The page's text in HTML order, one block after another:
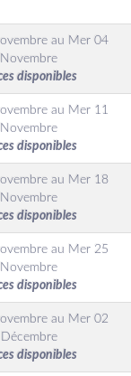
au Mer 04
Novembre
disponibles
au Mer 11
Novembre
disponibles
au Mer 18
Novembre
disponibles
au Mer 25
Novembre
disponibles
au Mer 02
Décembre
disponibles